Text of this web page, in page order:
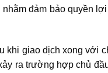
đảm bảo quyền
giao dịch xong với
ra trường hợp chủ